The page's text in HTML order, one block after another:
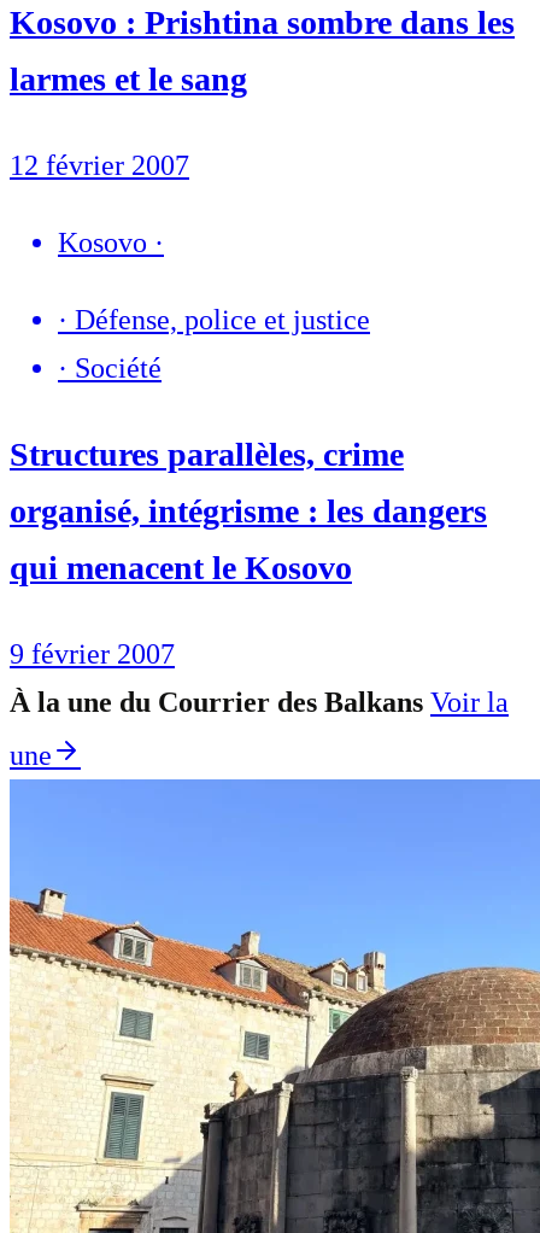
Kosovo : Prishtina sombre dans les
larmes et le sang
12 février 2007
Kosovo ·
· Défense, police et justice
· Société
Structures parallèles, crime
organisé, intégrisme : les dangers
qui menacent le Kosovo
9 février 2007
À la une du Courrier des Balkans Voir la
une